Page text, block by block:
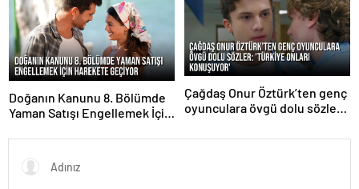
Doğanın Kanunu 8. Bölümde
Yaman Satışı Engellemek İçin
Çağdaş Onur Öztürk’ten genç
oyunculara övgü dolu sözler: